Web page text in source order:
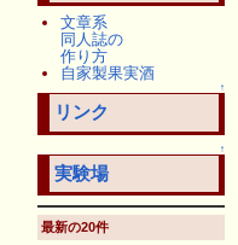
文章系
同人誌の
作り方
自家製果実酒
↑
リンク
↑
実験場
最新の20件